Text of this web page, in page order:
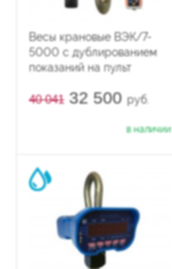
Весы крановые ВЭК/7-
5000 с дублированием
показаний на пульт
40 04132 500 руб.
в наличии